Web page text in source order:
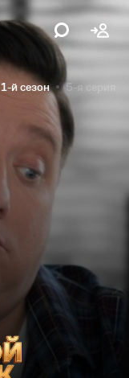
1-й сезон 5-я серия